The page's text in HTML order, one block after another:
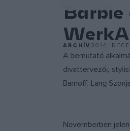
ARCHÍV2014.
A bemutató
divattervezői,
Barnoff, Lang
Novemberben